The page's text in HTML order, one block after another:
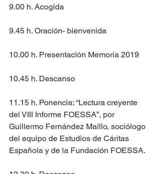
9.00 h. Acogida
9.45 h. Oración- bienvenida
10.00 h. Presentación Memoria 2019
10.45 h. Descanso
11.15 h. Ponencia: “Lectura creyente
del VIII Informe FOESSA”, por
Guillermo Fernández Maíllo, sociólogo
del equipo de Estudios de Cáritas
Española y de la Fundación FOESSA.